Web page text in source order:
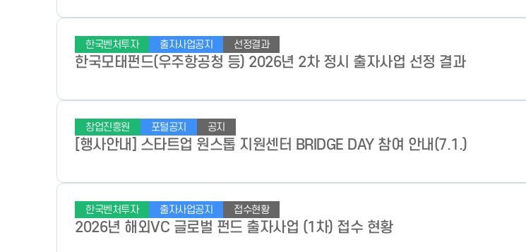
한국벤처투자 출자사업공지 선정결과
한국모태펀드(우주항공청 등) 2026년 2차 정시 출자사업 선정 결과
창업진흥원 포털공지 공지
[행사안내] 스타트업 원스톱 지원센터 BRIDGE DAY 참여 안내(7.1.)
한국벤처투자 출자사업공지 접수현황
2026년 해외VC 글로벌 펀드 출자사업 (1차) 접수 현황